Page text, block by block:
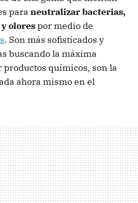
para neutralizar bacterias,
olorespor medio de
. Son más sofisticados y
buscando la máxima
químicos, son la
ahora mismo en el